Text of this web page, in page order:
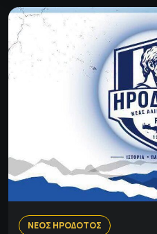
ΝΕΟΣ ΗΡΟΔΟΤΟΣ